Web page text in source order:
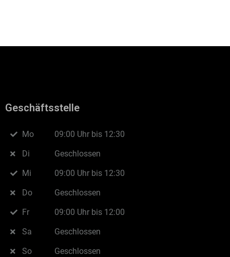
Geschäftsstelle
Mo
Di
Mi
Do
Fr
Sa
So
09:00 Uhr bis 12:30
Geschlossen
09:00 Uhr bis 12:30
Geschlossen
09:00 Uhr bis 12:00
Geschlossen
Geschlossen